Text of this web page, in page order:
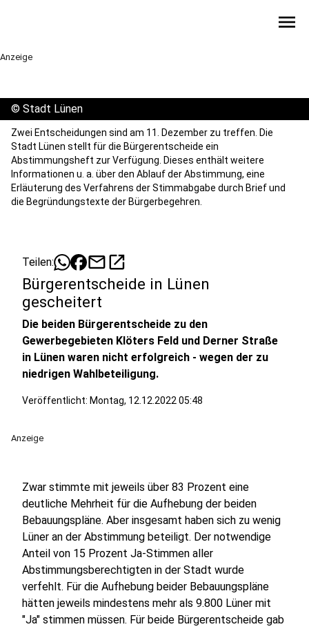
menu
Anzeige
© Stadt Lünen
Zwei Entscheidungen sind am 11. Dezember zu treffen. Die
Stadt Lünen stellt für die Bürgerentscheide ein
Abstimmungsheft zur Verfügung. Dieses enthält weitere
Informationen u. a. über den Ablauf der Abstimmung, eine
Erläuterung des Verfahrens der Stimmabgabe durch Brief und
die Begründungstexte der Bürgerbegehren.
Teilen: mailopen_in_new
Bürgerentscheide in Lünen
gescheitert
Die beiden Bürgerentscheide zu den
Gewerbegebieten Klöters Feld und Derner Straße
in Lünen waren nicht erfolgreich - wegen der zu
niedrigen Wahlbeteiligung.
Veröffentlicht: Montag, 12.12.2022 05:48
Anzeige
Zwar stimmte mit jeweils über 83 Prozent eine
deutliche Mehrheit für die Aufhebung der beiden
Bebauungspläne. Aber insgesamt haben sich zu wenig
Lüner an der Abstimmung beteiligt. Der notwendige
Anteil von 15 Prozent Ja-Stimmen aller
Abstimmungsberechtigten in der Stadt wurde
verfehlt. Für die Aufhebung beider Bebauungspläne
hätten jeweils mindestens mehr als 9.800 Lüner mit
"Ja" stimmen müssen. Für beide Bürgerentscheide gab